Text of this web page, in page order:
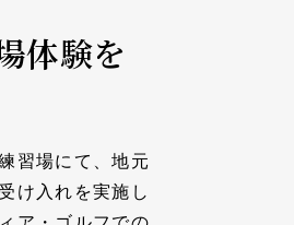
体験を
習場にて、地元
け入れを実施し